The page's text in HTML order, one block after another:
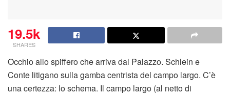
19.5k
SHARES
Occhio allo spiffero che arriva dal Palazzo. Schlein e
Conte litigano sulla gamba centrista del campo largo. C’è
una certezza: lo schema. Il campo largo (al netto di